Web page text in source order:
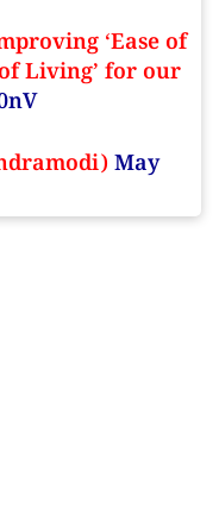
‘Ease of
of Living’ for our
May